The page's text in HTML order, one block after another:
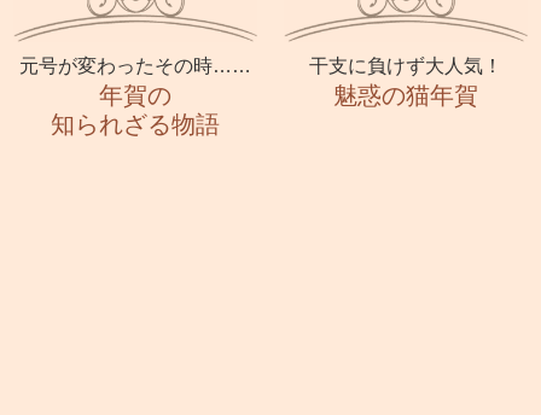
元号が変わったその時……
年賀の
知られざる物語
干支に負けず大人気！
魅惑の猫年賀